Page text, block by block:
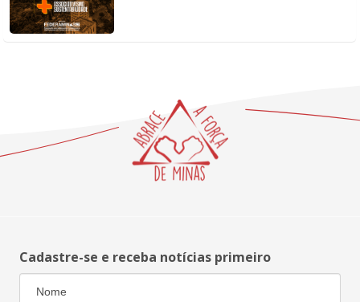
Cadastre-se e receba notícias primeiro